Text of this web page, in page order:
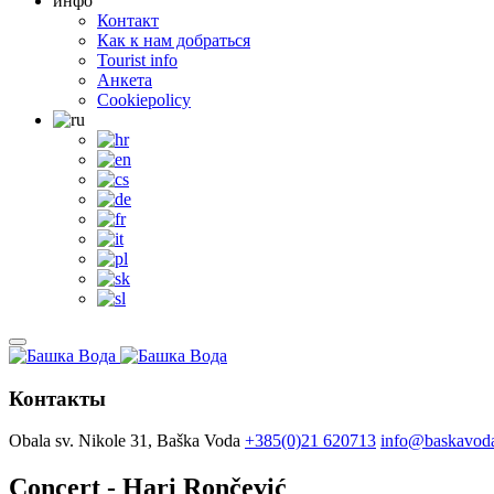
Контакт
Как к нам добраться
Tourist info
Анкета
Cookiepolicy
Контакты
Obala sv. Nikole 31, Baška Voda +385(0)21 620713
Concert - Hari Rončević